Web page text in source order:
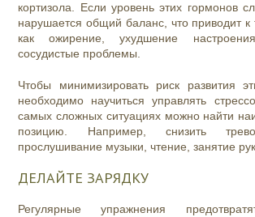
кортизола. Если уровень этих гормонов
нарушается общий баланс, что приводит
как ожирение, ухудшение
сосудистые проблемы.
Чтобы минимизировать риск развития
необходимо научиться управлять
самых сложных ситуациях можно найти
позицию. Например, снизить
прослушивание музыки, чтение, занятие
ДЕЛАЙТЕ ЗАРЯДКУ
Регулярные упражнения